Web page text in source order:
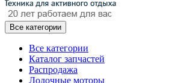
Все категории
Все категории
Каталог запчастей
Распродажа
Лодочные моторы